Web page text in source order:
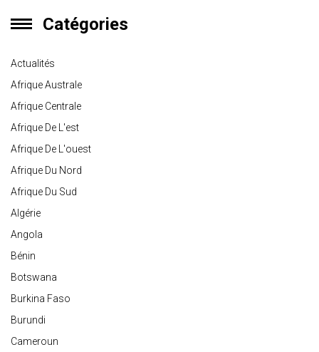
Catégories
Actualités
Afrique Australe
Afrique Centrale
Afrique De L'est
Afrique De L'ouest
Afrique Du Nord
Afrique Du Sud
Algérie
Angola
Bénin
Botswana
Burkina Faso
Burundi
Cameroun